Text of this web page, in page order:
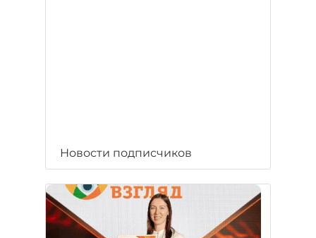
Новости подписчиков